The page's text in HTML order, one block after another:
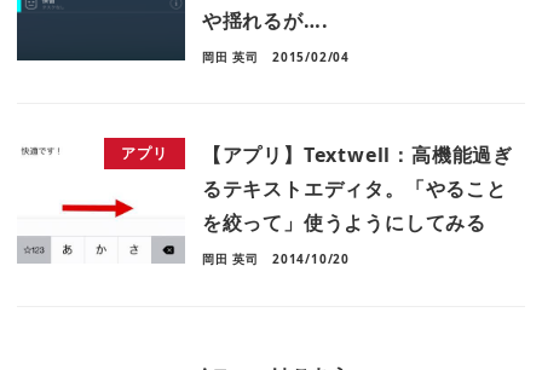
や揺れるが….
岡田 英司 2015/02/04
アプリ
【アプリ】Textwell：高機能過ぎ
るテキストエディタ。「やること
を絞って」使うようにしてみる
岡田 英司 2014/10/20